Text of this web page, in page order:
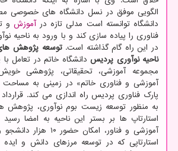
الگویی موفق در نسل دانشگاه های خصوصی
دانشگاه توانسته است مدلی تازه درآموزش و
فناوری را پیاده سازی کند و با ورود به ناحیه
در این راه گام گذاشته است.توسعه پژوهش های
ناحیه نوآوری پردیس دانشگاه خاتم در تعامل
مجموعه آموزشی، تحقیقاتی، پژوهشی
پارک فناوری پردیس راه اندازی می کند.
به منظور توسعه زیست بوم نوآوری، پژوهش
استارتاپ ها بر بستر این ناحیه به امضا
آموزشی و فناور، امکان
استارتاپی که در توسعه مرزهای دانش و ایده